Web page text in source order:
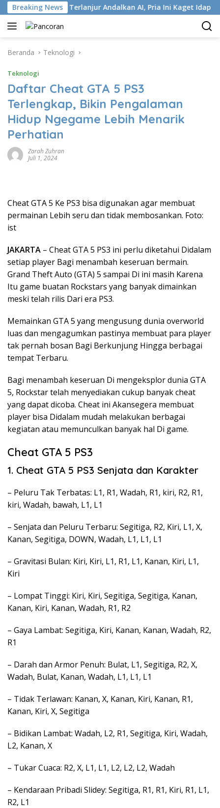
Langsung
ke
konten
Breaking NewsTerlanjur Andalkan AI, Pria Ini Kaget Idap Kanker
Beranda Teknologi
Teknologi
Daftar Cheat GTA 5 PS3
Terlengkap, Bikin Pengalaman
Hidup Ngegame Lebih Menarik
Perhatian
Zarah Zuhran
Juli 1, 2024
Cheat GTA 5 Ke PS3 bisa digunakan agar membuat
permainan Lebih seru dan tidak membosankan. Foto:
ist
JAKARTA – Cheat GTA 5 PS3 ini perlu diketahui Didalam
setiap player Bagi menambah keseruan bermain.
Grand Theft Auto (GTA) 5 sampai Di ini masih Karena
Itu game buatan Rockstars yang banyak dimainkan
meski telah rilis Dari era PS3.
Memainkan GTA 5 yang mengusung dunia overworld
luas dan mengagumkan pastinya membuat para player
tak pernah bosan Bagi Berkunjung Hingga berbagai
tempat Terbaru.
Bagi menambah keseruan Di mengeksplor dunia GTA
5, Rockstar telah menyediakan cukup banyak cheat
yang dapat dicoba. Cheat ini Akansegera membuat
player bisa Didalam mudah melakukan berbagai
kegiatan atau memunculkan banyak hal Di game.
Cheat GTA 5 PS3
1. Cheat GTA 5 PS3 Senjata dan Karakter
– Peluru Tak Terbatas: L1, R1, Wadah, R1, kiri, R2, R1,
kiri, Wadah, bawah, L1, L1
– Senjata dan Peluru Terbaru: Segitiga, R2, Kiri, L1, X,
Kanan, Segitiga, DOWN, Wadah, L1, L1, L1
– Gravitasi Bulan: Kiri, Kiri, L1, R1, L1, Kanan, Kiri, L1,
Kiri
– Lompat Tinggi: Kiri, Kiri, Segitiga, Segitiga, Kanan,
Kanan, Kiri, Kanan, Wadah, R1, R2
– Gaya Lambat: Segitiga, Kiri, Kanan, Kanan, Wadah, R2,
R1
– Darah dan Armor Penuh: Bulat, L1, Segitiga, R2, X,
Wadah, Bulat, Kanan, Wadah, L1, L1, L1
– Tidak Terlawan: Kanan, X, Kanan, Kiri, Kanan, R1,
Kanan, Kiri, X, Segitiga
– Bidikan Lambat: Wadah, L2, R1, Segitiga, Kiri, Wadah,
L2, Kanan, X
– Tukar Cuaca: R2, X, L1, L1, L2, L2, L2, Wadah
– Kendaraan Pribadi Slidey: Segitiga, R1, R1, Kiri, R1, L1,
R2, L1